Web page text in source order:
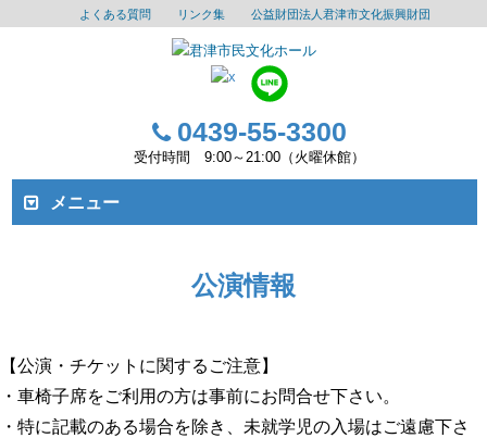
よくある質問 リンク集 公益財団法人君津市文化振興財団
0439-55-3300
受付時間 9:00～21:00（火曜休館）
メニュー
公演情報
【公演・チケットに関するご注意】
・車椅子席をご利用の方は事前にお問合せ下さい。
・特に記載のある場合を除き、未就学児の入場はご遠慮下さ